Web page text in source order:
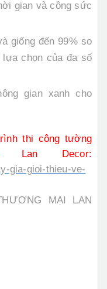
gian và công sức
giống đến 99% so
chọn của đa số
gian xanh cho
thi công tường
Decor:
gia-gioi-thieu-ve-
MẠI LAN